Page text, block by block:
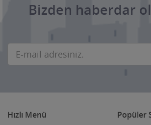
Bizden haberdar
Hızlı Menü Popüler